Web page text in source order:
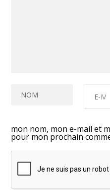
mon nom, mon e-mail et
pour mon prochain